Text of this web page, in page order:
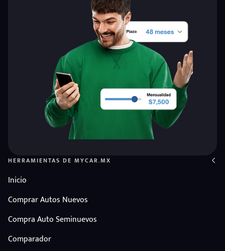
HERRAMIENTAS DE MYCAR.MX
Inicio
Comprar Autos Nuevos
Compra Auto Seminuevos
Comparador